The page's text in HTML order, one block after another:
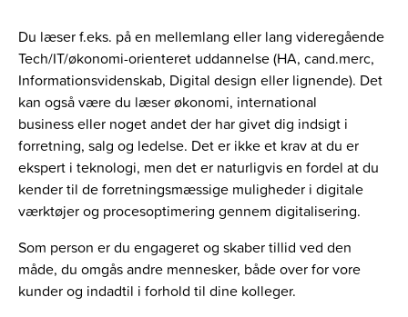
Du læser f.eks. på en mellemlang eller lang videregående
Tech/IT/økonomi-orienteret uddannelse (HA, cand.merc,
Informationsvidenskab, Digital design eller lignende). Det
kan også være du læser økonomi, international
business eller noget andet der har givet dig indsigt i
forretning, salg og ledelse. Det er ikke et krav at du er
ekspert i teknologi, men det er naturligvis en fordel at du
kender til de forretningsmæssige muligheder i digitale
værktøjer og procesoptimering gennem digitalisering.
Som person er du engageret og skaber tillid ved den
måde, du omgås andre mennesker, både over for vore
kunder og indadtil i forhold til dine kolleger.